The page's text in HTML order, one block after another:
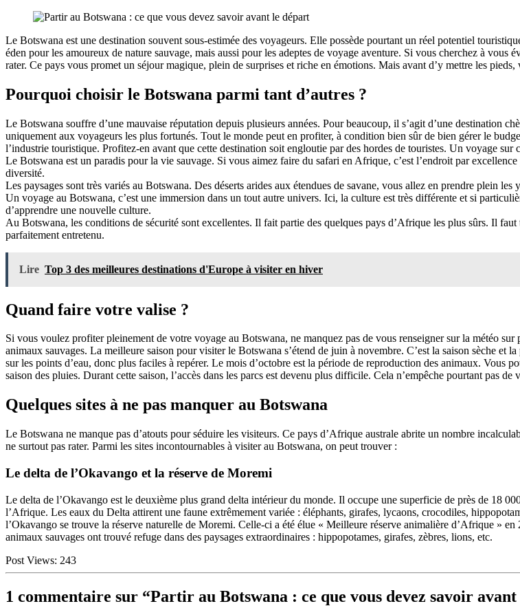
Le Botswana est une destination souvent sous-estimée des voyageurs. Elle possède pourtant un réel potentiel
éden pour les amoureux de nature sauvage, mais aussi pour les adeptes de voyage aventure. Si vous cherchez à vous
rater. Ce pays vous promet un séjour magique, plein de surprises et riche en émotions. Mais avant d’y mettre les
Pourquoi choisir le Botswana parmi tant d’autres ?
Le Botswana souffre d’une mauvaise réputation depuis plusieurs années. Pour beaucoup, il s’agit d’une destination
uniquement aux voyageurs les plus fortunés. Tout le monde peut en profiter, à condition bien sûr de bien gérer le
l’industrie touristique. Profitez-en avant que cette destination soit engloutie par des hordes de touristes. Un voyage sur
Le Botswana est un paradis pour la vie sauvage. Si vous aimez faire du safari en Afrique, c’est l’endroit par
diversité.
Les paysages sont très variés au Botswana. Des déserts arides aux étendues de savane, vous allez en prendre plein
Un voyage au Botswana, c’est une immersion dans un tout autre univers. Ici, la culture est très différente et si
d’apprendre une nouvelle culture.
Au Botswana, les conditions de sécurité sont excellentes. Il fait partie des quelques pays d’Afrique les plus sûrs. Il
parfaitement entretenu.
Lire Top 3 des meilleures destinations d'Europe à visiter en hiver
Quand faire votre valise ?
Si vous voulez profiter pleinement de votre voyage au Botswana, ne manquez pas de vous renseigner sur la météo
animaux sauvages. La meilleure saison pour visiter le Botswana s’étend de juin à novembre. C’est la saison sèche et
sur les points d’eau, donc plus faciles à repérer. Le mois d’octobre est la période de reproduction des animaux. Vous
saison des pluies. Durant cette saison, l’accès dans les parcs est devenu plus difficile. Cela n’empêche pourtant pas de
Quelques sites à ne pas manquer au Botswana
Le Botswana ne manque pas d’atouts pour séduire les visiteurs. Ce pays d’Afrique australe abrite un nombre
ne surtout pas rater. Parmi les sites incontournables à visiter au Botswana, on peut trouver :
Le delta de l’Okavango et la réserve de Moremi
Le delta de l’Okavango est le deuxième plus grand delta intérieur du monde. Il occupe une superficie de près de 18
l’Afrique. Les eaux du Delta attirent une faune extrêmement variée : éléphants, girafes, lycaons, crocodiles,
l’Okavango se trouve la réserve naturelle de Moremi. Celle-ci a été élue « Meilleure réserve animalière d’Afrique »
animaux sauvages ont trouvé refuge dans des paysages extraordinaires : hippopotames, girafes, zèbres, lions, etc.
Post Views: 243
1 commentaire sur “Partir au Botswana : ce que vous devez savoir